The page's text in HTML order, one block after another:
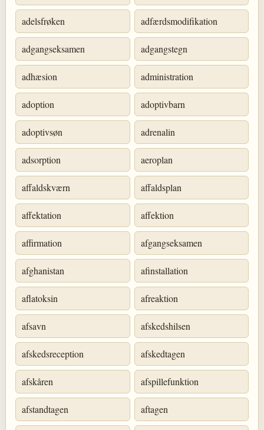
adelsfrøken adfærdsmodifikation
adgangseksamen adgangstegn
adhæsion administration
adoption adoptivbarn
adoptivsøn adrenalin
adsorption aeroplan
affaldskværn affaldsplan
affektation affektion
affirmation afgangseksamen
afghanistan afinstallation
aflatoksin afreaktion
afsavn afskedshilsen
afskedsreception afskedtagen
afskåren afspillefunktion
afstandtagen aftagen